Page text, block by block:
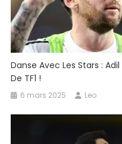
Danse Avec Les Stars :
De TF1 !
6 mars 2025 Leo